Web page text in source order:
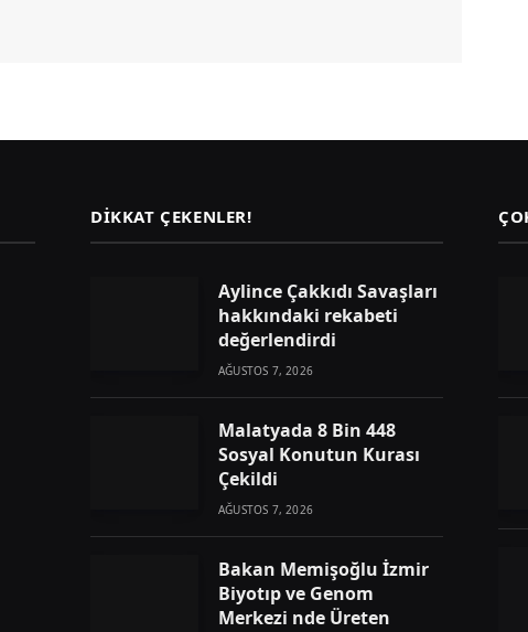
DIKKAT ÇEKENLER!
Aylince Çakkıdı Savaşları
hakkındaki rekabeti
değerlendirdi
AĞUSTOS 7, 2026
Malatyada 8 Bin 448
Sosyal Konutun Kurası
Çekildi
AĞUSTOS 7, 2026
Bakan Memişoğlu İzmir
Biyotıp ve Genom
Merkezi nde Üreten